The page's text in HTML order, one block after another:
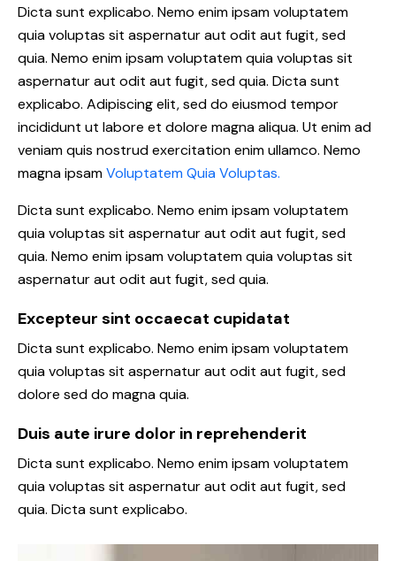
Dicta sunt explicabo. Nemo enim ipsam voluptatem
quia voluptas sit aspernatur aut odit aut fugit, sed
quia. Nemo enim ipsam voluptatem quia voluptas sit
aspernatur aut odit aut fugit, sed quia. Dicta sunt
explicabo. Adipiscing elit, sed do eiusmod tempor
incididunt ut labore et dolore magna aliqua. Ut enim ad
veniam quis nostrud exercitation enim ullamco. Nemo
magna ipsamVoluptatem Quia Voluptas.
Dicta sunt explicabo. Nemo enim ipsam voluptatem
quia voluptas sit aspernatur aut odit aut fugit, sed
quia. Nemo enim ipsam voluptatem quia voluptas sit
aspernatur aut odit aut fugit, sed quia.
Excepteur sint occaecat cupidatat
Dicta sunt explicabo. Nemo enim ipsam voluptatem
quia voluptas sit aspernatur aut odit aut fugit, sed
dolore sed do magna quia.
Duis aute irure dolor in reprehenderit
Dicta sunt explicabo. Nemo enim ipsam voluptatem
quia voluptas sit aspernatur aut odit aut fugit, sed
quia. Dicta sunt explicabo.